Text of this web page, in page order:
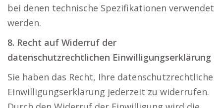
bei denen technische Spezifikationen verwendet
werden.
8. Recht auf Widerruf der
datenschutzrechtlichen Einwilligungserklärung
Sie haben das Recht, Ihre datenschutzrechtliche
Einwilligungserklärung jederzeit zu widerrufen.